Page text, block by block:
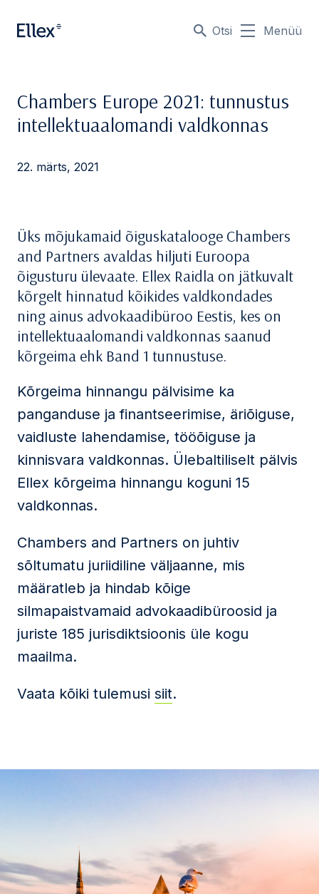
Otsi Menüü
Chambers Europe 2021: tunnustus
intellektuaalomandi valdkonnas
22. märts, 2021
Üks mõjukamaid õiguskatalooge Chambers
and Partners avaldas hiljuti Euroopa
õigusturu ülevaate. Ellex Raidla on jätkuvalt
kõrgelt hinnatud kõikides valdkondades
ning ainus advokaadibüroo Eestis, kes on
intellektuaalomandi valdkonnas saanud
kõrgeima ehk Band 1 tunnustuse.
Kõrgeima hinnangu pälvisime ka
panganduse ja finantseerimise, äriõiguse,
vaidluste lahendamise, tööõiguse ja
kinnisvara valdkonnas. Ülebaltiliselt pälvis
Ellex kõrgeima hinnangu koguni 15
valdkonnas.
Chambers and Partners on juhtiv
sõltumatu juriidiline väljaanne, mis
määratleb ja hindab kõige
silmapaistvamaid advokaadibüroosid ja
juriste 185 jurisdiktsioonis üle kogu
maailma.
Vaata kõiki tulemusi siit.